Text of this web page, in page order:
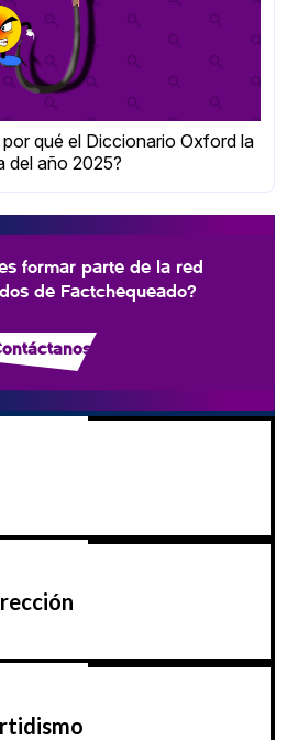
por qué el Diccionario Oxford la
del año 2025?
formar parte de la red
de Factchequeado?